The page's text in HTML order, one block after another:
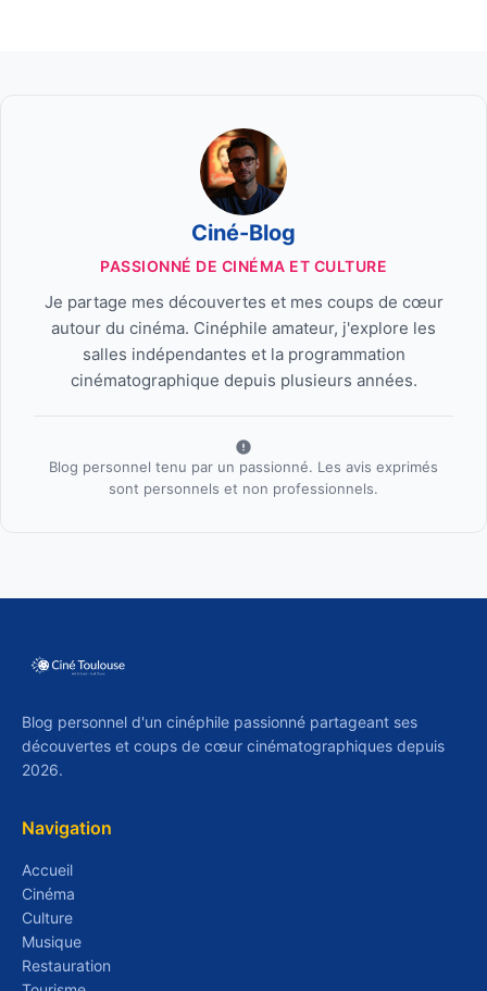
Ciné-Blog
PASSIONNÉ DE CINÉMA ET CULTURE
Je partage mes découvertes et mes coups de cœur
autour du cinéma. Cinéphile amateur, j'explore les
salles indépendantes et la programmation
cinématographique depuis plusieurs années.
Blog personnel tenu par un passionné. Les avis exprimés
sont personnels et non professionnels.
Blog personnel d'un cinéphile passionné partageant ses
découvertes et coups de cœur cinématographiques depuis
2026.
Navigation
Accueil
Cinéma
Culture
Musique
Restauration